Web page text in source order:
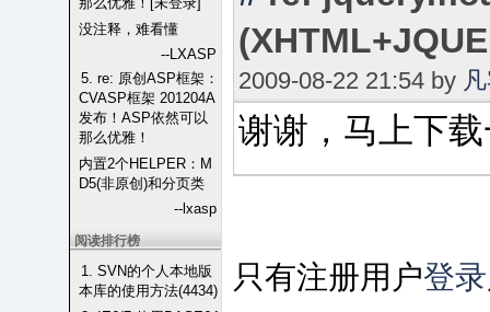
没注释，难看懂
--LXASP
5. re: 原创ASP框架：
CVASP框架 201204A
发布！ASP依然可以
那么优雅！
内置2个HELPER：M
D5(非原创)和分页类
--lxasp
阅读排行榜
1. SVN的个人本地版
本库的使用方法(4434)
2009-08-22 21:54 by
谢谢，马上下
只有注册用户登录